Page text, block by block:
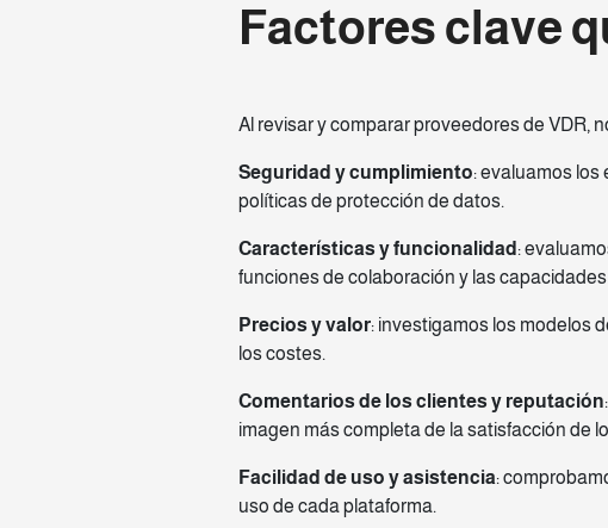
Factores clave
Al revisar y comparar proveedores de VDR,
Seguridad y cumplimiento: evaluamos los
políticas de protección de datos.
Características y funcionalidad :
funciones de colaboración y las
Precios y valor: investigamos los modelos
los costes.
Comentarios de los clientes y reputación
imagen más completa de la satisfacción de
Facilidad de uso y asistencia:
uso de cada plataforma.